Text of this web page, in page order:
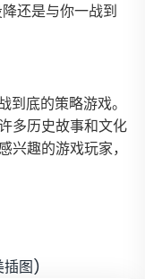
到底的策略游戏。
多历史故事和文化
兴趣的游戏玩家，
插图)